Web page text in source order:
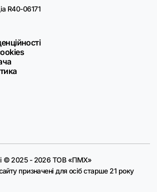
R40-06171
© 2025 - 2026 ТОВ «ПМХ»
призначені для осіб старше 21 року